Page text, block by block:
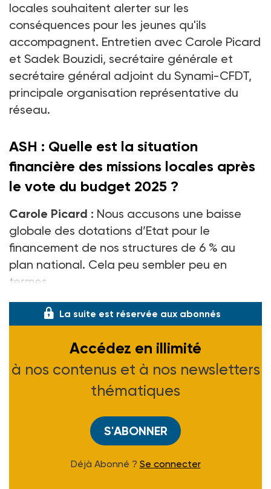
locales souhaitent alerter sur les
conséquences pour les jeunes qu'ils
accompagnent. Entretien avec Carole Picard
et Sadek Bouzidi, secrétaire générale et
secrétaire général adjoint du Synami-CFDT,
principale organisation représentative du
réseau.
ASH : Quelle est la situation
financière des missions locales après
le vote du budget 2025 ?
Carole Picard : Nous accusons une baisse
globale des dotations d’Etat pour le
financement de nos structures de 6 % au
plan national. Cela peu sembler peu en
termes
La suite est réservée aux abonnés
Accédez en illimité
à nos contenus et à nos newsletters
thématiques
S'ABONNER
Déjà Abonné ? Se connecter